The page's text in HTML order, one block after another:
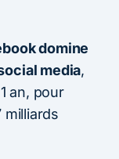
domine
media,
an, pour
milliards